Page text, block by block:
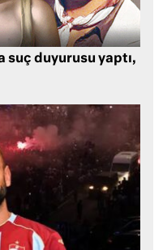
suç duyurusu yaptı,